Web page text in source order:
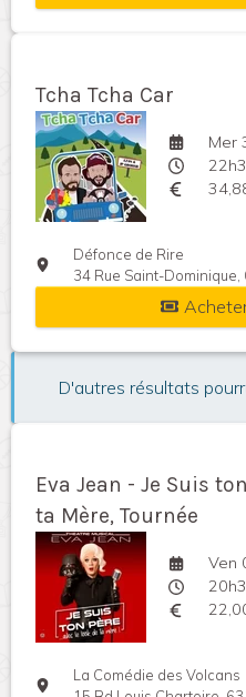
Tcha Tcha Car
Mer
Défonce de Rire
34 Rue Saint-Dominique,
D'autres résultats
Eva Jean - Je Suis
ta Mère, Tournée
Ven
La Comédie des Volcans